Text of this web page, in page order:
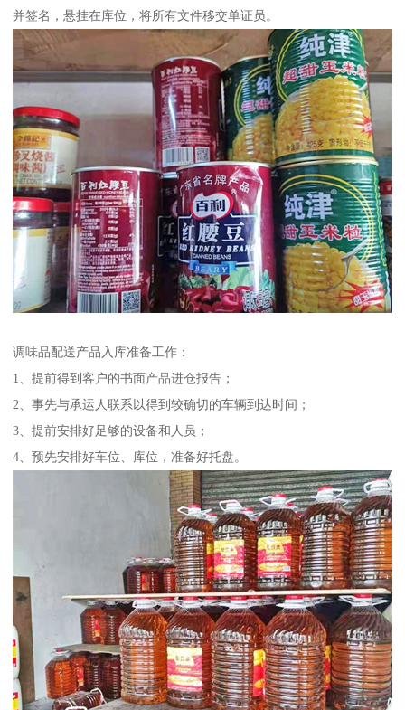
并签名，悬挂在库位，将所有文件移交单证员。
调味品配送产品入库准备工作：
1、提前得到客户的书面产品进仓报告；
2、事先与承运人联系以得到较确切的车辆到达时间；
3、提前安排好足够的设备和人员；
4、预先安排好车位、库位，准备好托盘。